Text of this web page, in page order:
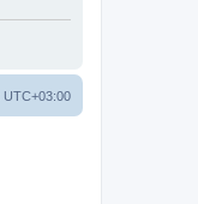
UTC+03:00